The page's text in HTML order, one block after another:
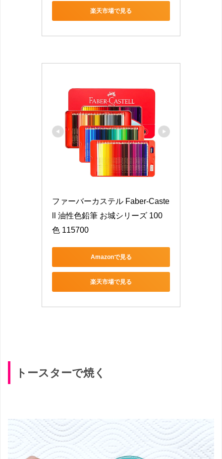
楽天市場で見る
ファーバーカステル Faber-Caste
ll 油性色鉛筆 お城シリーズ 100
色 115700
Amazonで見る
楽天市場で見る
トースターで焼く